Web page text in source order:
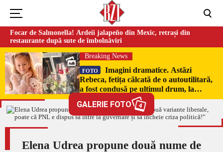
Focar de Salmonella! Ardeii jalapeño din Mexic, retrași din
restaurante după sute de îmbolnăviri
Breaking News
FOTO
Imagini dramatice. Astăzi
Rebeca, fetița călcată de o autoutilitară,
a fost condusă pe ultimul drum, la
Poduri. În sicriul alb al micuței au fost
puși pumni de bani și jucării –
EXCLUSIV
GALERIE FOTO 4
Elena Udrea propune două nume de